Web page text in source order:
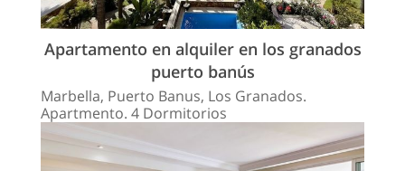
Apartamento en alquiler en los granados
puerto banús
Marbella, Puerto Banus, Los Granados.
Apartmento. 4 Dormitorios